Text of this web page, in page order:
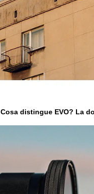
Cosa distingue EVO? La